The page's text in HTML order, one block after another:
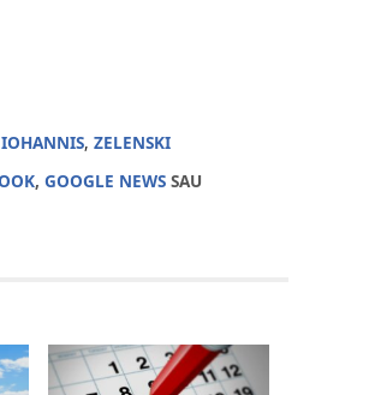
,ZELENSKI
,GOOGLE NEWS SAU